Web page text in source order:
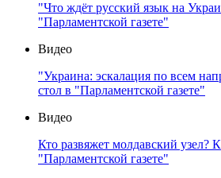
"Что ждёт русский язык на
"Парламентской газете"
Видео
"Украина: эскалация по всем
стол в "Парламентской газете"
Видео
Кто развяжет молдавский узел?
"Парламентской газете"